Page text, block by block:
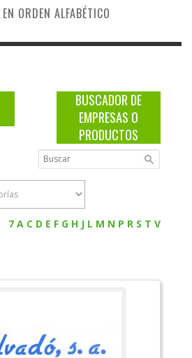
ORDEN ALFABÉTICO
BUSCADOR DE
EMPRESAS O
PRODUCTOS
7 A C D E F G H J L M N P R S T V